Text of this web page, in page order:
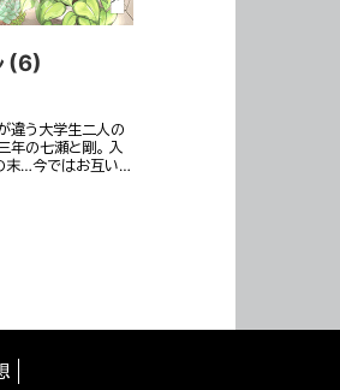
(6)
が違う大学生二人の
年の七瀬と剛。 入
末…今ではお互い…